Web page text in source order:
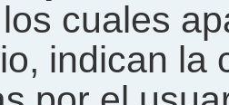
cuales
indican la